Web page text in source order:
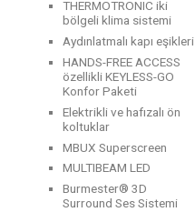
THERMOTRONIC iki
bölgeli klima sistemi
Aydınlatmalı kapı eşikleri
HANDS-FREE ACCESS
özellikli KEYLESS-GO
Konfor Paketi
Elektrikli ve hafızalı ön
koltuklar
MBUX Superscreen
MULTIBEAM LED
Burmester® 3D
Surround Ses Sistemi